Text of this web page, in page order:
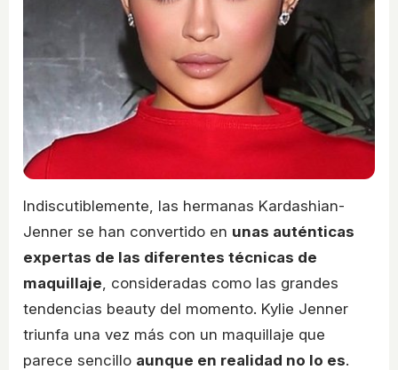
Indiscutiblemente, las hermanas Kardashian-
Jenner se han convertido en unas auténticas
expertas de las diferentes técnicas de
maquillaje, consideradas como las grandes
tendencias beauty del momento. Kylie Jenner
triunfa una vez más con un maquillaje que
parece sencillo aunque en realidad no lo es.